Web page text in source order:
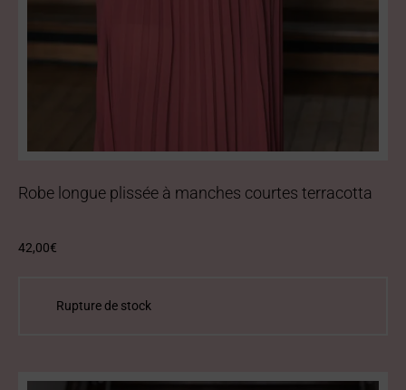
Robe longue plissée à manches courtes terracotta
42,00€